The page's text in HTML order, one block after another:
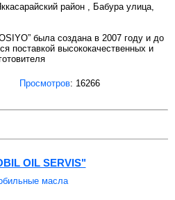
район , Бабура улица,
была создана в 2007 году и до
поставкой высококачественных и
Просмотров: 16266
OIL SERVIS"
масла